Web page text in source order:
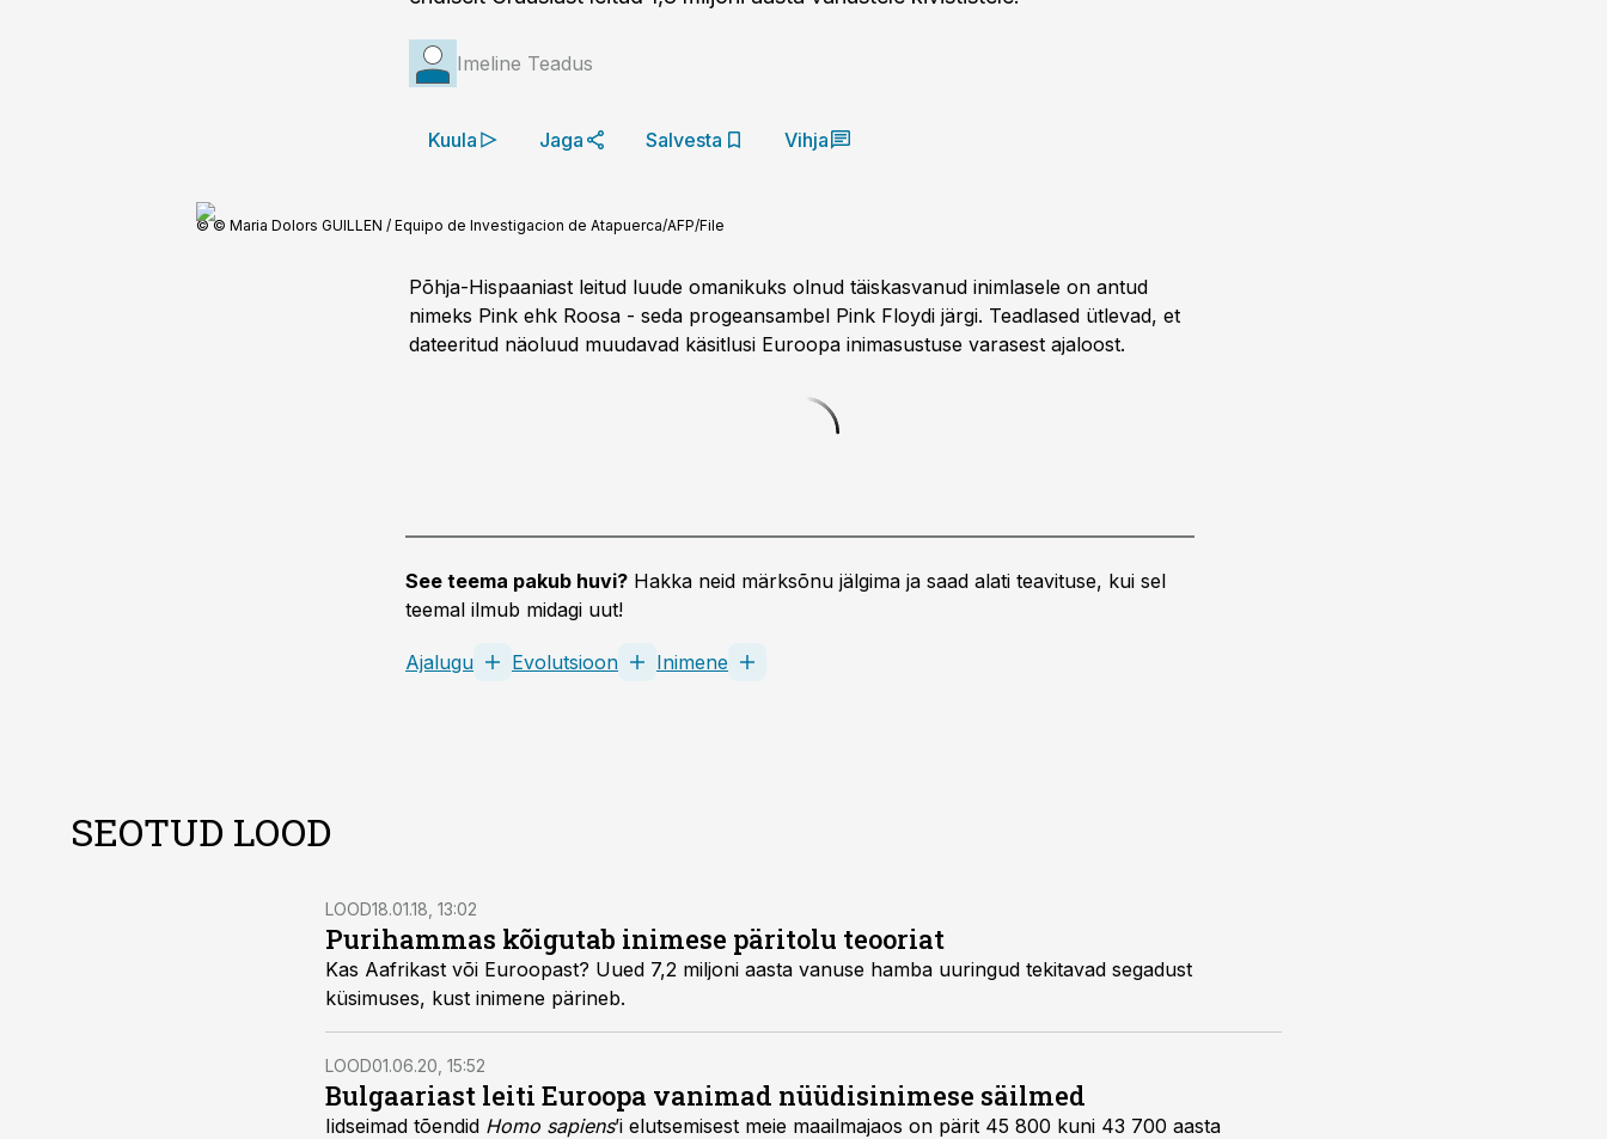
Imeline Teadus
Kuula Jaga Salvesta Vihja
© © Maria Dolors GUILLEN / Equipo de Investigacion de Atapuerca/AFP/File
Põhja-Hispaaniast leitud luude omanikuks olnud täiskasvanud inimlasele on antud
nimeks Pink ehk Roosa - seda progeansambel Pink Floydi järgi. Teadlased ütlevad, et
dateeritud näoluud muudavad käsitlusi Euroopa inimasustuse varasest ajaloost.
See teema pakub huvi? Hakka neid märksõnu jälgima ja saad alati teavituse, kui sel
teemal ilmub midagi uut!
Ajalugu Evolutsioon Inimene
SEOTUD LOOD
LOOD18.01.18, 13:02
Purihammas kõigutab inimese päritolu teooriat
Kas Aafrikast või Euroopast? Uued 7,2 miljoni aasta vanuse hamba uuringud tekitavad segadust
küsimuses, kust inimene pärineb.
LOOD01.06.20, 15:52
Bulgaariast leiti Euroopa vanimad nüüdisinimese säilmed
Iidseimad tõendid Homo sapiens’i elutsemisest meie maailmajaos on pärit 45 800 kuni 43 700 aasta